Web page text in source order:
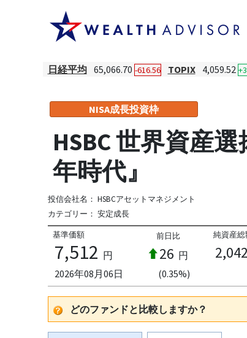
日経平均 65,066.70 -616.56 TOPIX 4,059.52
NISA成長投資枠
HSBC 世界資産
年時代』
投信会社名： HSBCアセットマネジメント
カテゴリー： 安定成長
基準価額
7,512 円
2026年08月06日
前日比
26 円
(0.35%)
純資産総
2,042
どのファンドと比較しますか？